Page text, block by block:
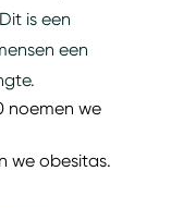
is een
een
noemen we
we obesitas.